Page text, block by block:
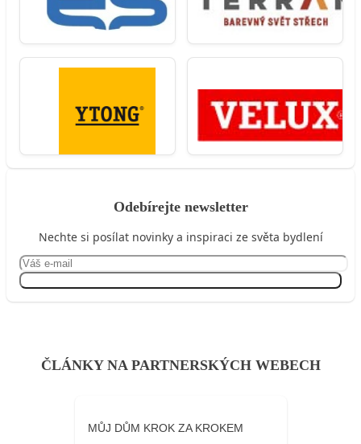
Odebírejte newsletter
Nechte si posílat novinky a inspiraci ze světa bydlení
ČLÁNKY NA PARTNERSKÝCH WEBECH
MŮJ DŮM KROK ZA KROKEM